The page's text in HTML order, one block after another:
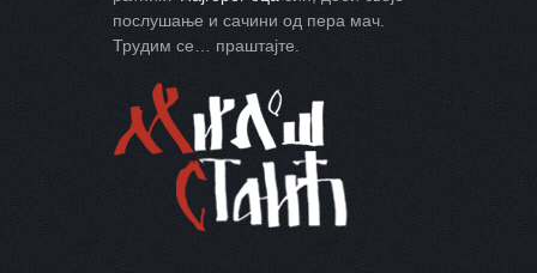
послушање и сачини од пера мач.
Трудим се… праштајте.